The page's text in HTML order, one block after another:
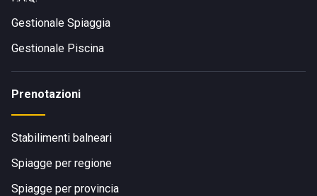
Gestionale Spiaggia
Gestionale Piscina
Prenotazioni
Stabilimenti balneari
Spiagge per regione
Spiagge per provincia